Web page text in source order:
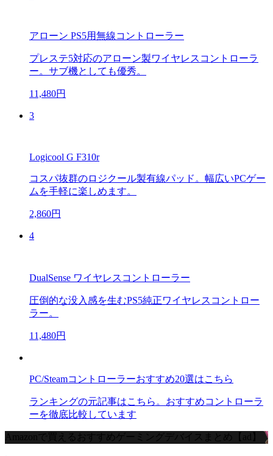
アローン PS5用無線コントローラー
プレステ5対応のアローン製ワイヤレスコントローラ
ー。サブ機としても優秀。
11,480円
3
Logicool G F310r
コスパ抜群のロジクール製有線パッド。幅広いPCゲー
ムを手軽に楽しめます。
2,860円
4
DualSense ワイヤレスコントローラー
圧倒的な没入感を生むPS5純正ワイヤレスコントロー
ラー。
11,480円
PC/Steamコントローラーおすすめ20選はこちら
ランキングの元記事はこちら。おすすめコントローラ
ーを徹底比較しています
Amazonで買えるおすすめゲーミングデバイスまとめ【ad】